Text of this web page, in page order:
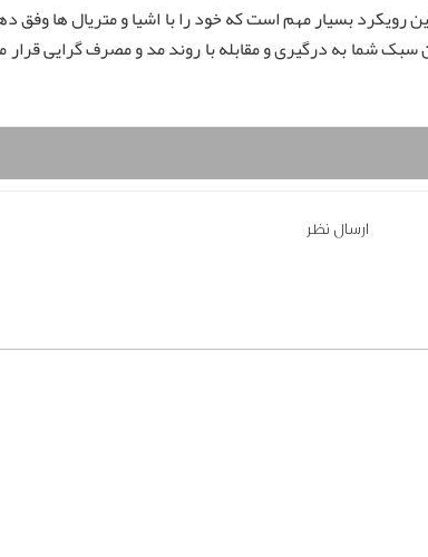
بسیار مهم است که خود را با اشیا و متریال ها وفق
شما به درگیری و مقابله با روند مد و مصرف گرایی
ارسال نظر